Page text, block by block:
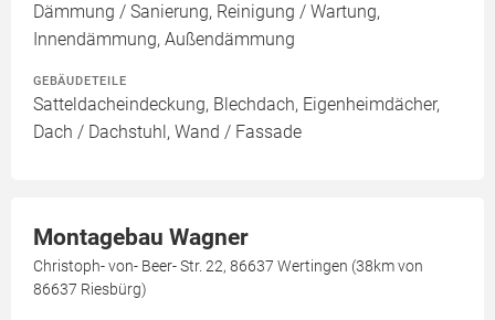
Dämmung / Sanierung, Reinigung / Wartung,
Innendämmung, Außendämmung
GEBÄUDETEILE
Satteldacheindeckung, Blechdach, Eigenheimdächer,
Dach / Dachstuhl, Wand / Fassade
Montagebau Wagner
Christoph- von- Beer- Str. 22, 86637 Wertingen (38km von
86637 Riesbürg)